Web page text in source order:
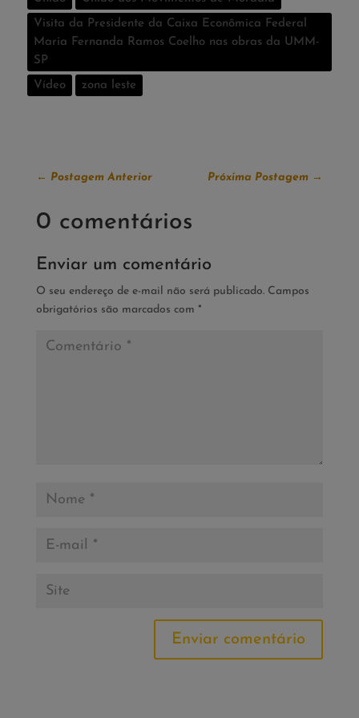
Visita da Presidente da Caixa Econômica Federal
Maria Fernanda Ramos Coelho nas obras da UMM-
SP
Vídeo zona leste
← Postagem Anterior Próxima Postagem →
0 comentários
Enviar um comentário
O seu endereço de e-mail não será publicado. Campos
obrigatórios são marcados com *
Enviar comentário